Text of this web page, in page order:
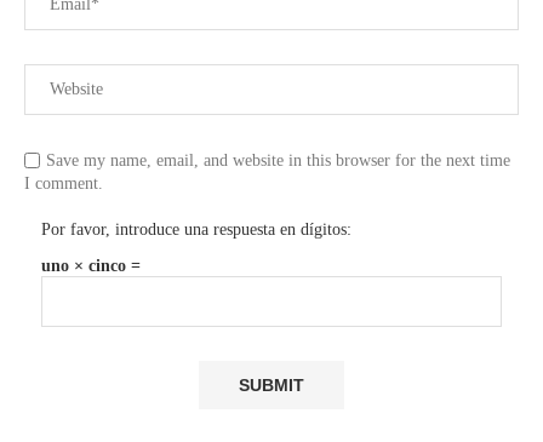
Save my name, email, and website in this browser for the next time
I comment.
Por favor, introduce una respuesta en dígitos:
uno × cinco =